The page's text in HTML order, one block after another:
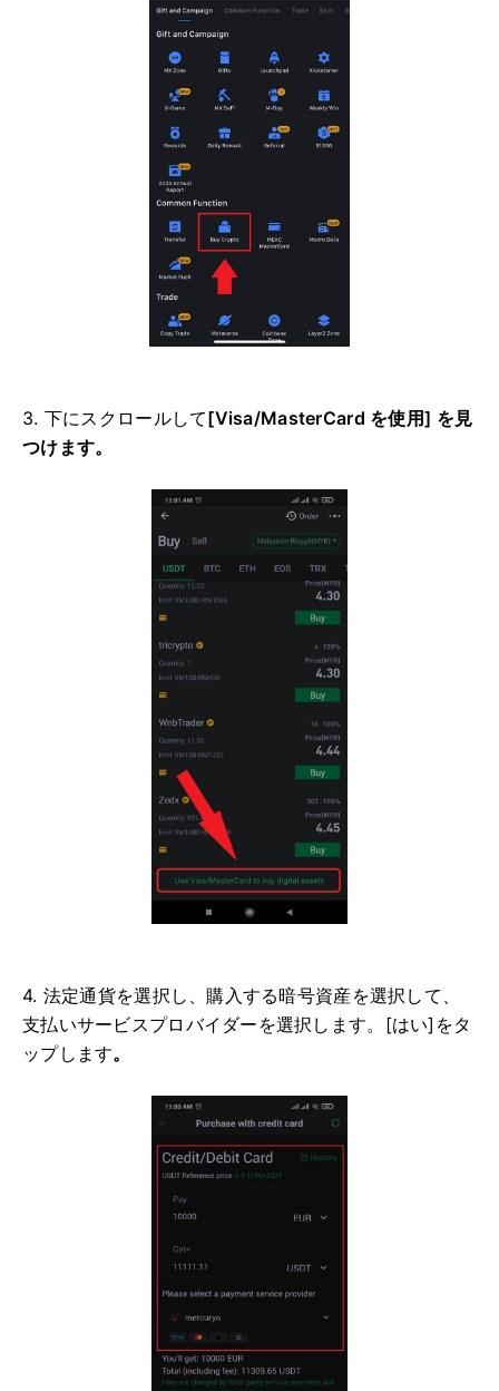
3. 下にスクロールして[Visa/MasterCard を使用] を見
つけます。
4. 法定通貨を選択し、購入する暗号資産を選択して、
支払いサービスプロバイダーを選択します。 [はい]をタ
ップします。